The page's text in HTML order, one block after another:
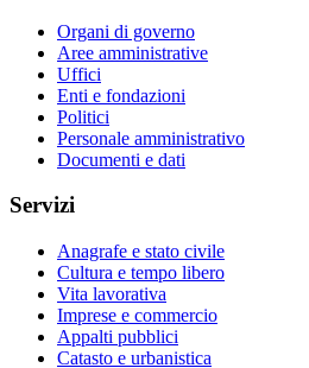
Organi di governo
Aree amministrative
Uffici
Enti e fondazioni
Politici
Personale amministrativo
Documenti e dati
Servizi
Anagrafe e stato civile
Cultura e tempo libero
Vita lavorativa
Imprese e commercio
Appalti pubblici
Catasto e urbanistica